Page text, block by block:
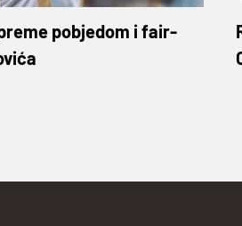
pobjedom i fair-